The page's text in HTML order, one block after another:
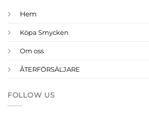
Hem
Köpa Smycken
Om oss
ÅTERFÖRSÄLJARE
FOLLOW US